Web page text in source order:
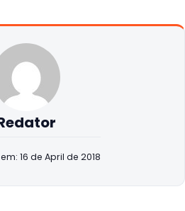
16 de April de 2018